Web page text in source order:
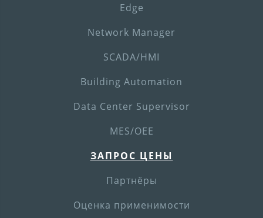
Edge
Network Manager
SCADA/HMI
Building Automation
Data Center Supervisor
MES/OEE
ЗАПРОС ЦЕНЫ
Партнёры
Оценка применимости